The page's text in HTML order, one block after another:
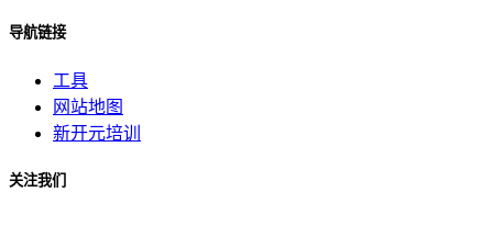
导航链接
工具
网站地图
新开元培训
关注我们